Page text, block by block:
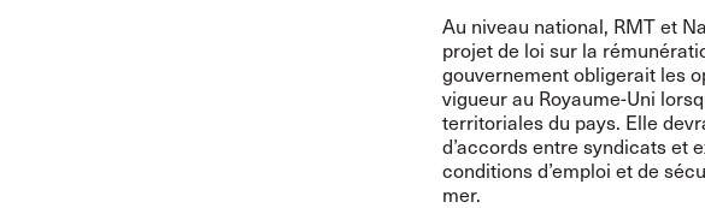
Au niveau national, RMT et
projet de loi sur la
gouvernement obligerait les
vigueur au Royaume-Uni
territoriales du pays. Elle
d’accords entre syndicats et
conditions d’emploi et de
mer.